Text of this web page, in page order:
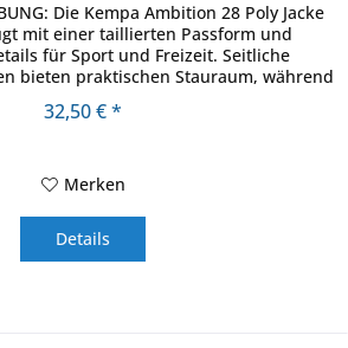
Die Kempa Ambition 28 Poly Jacke
mit einer taillierten Passform und
für Sport und Freizeit. Seitliche
bieten praktischen Stauraum, während
32,50 € *
Merken
Details